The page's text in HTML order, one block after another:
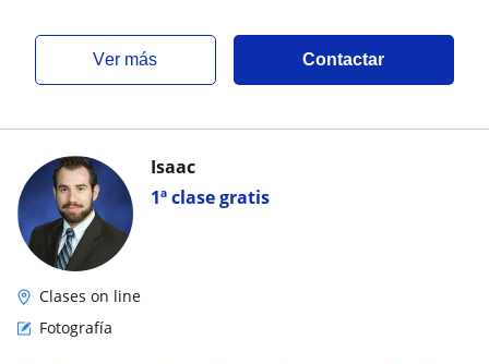
ver más Contactar
1ª clase gratis
Isaac
Clases on line
Fotografía